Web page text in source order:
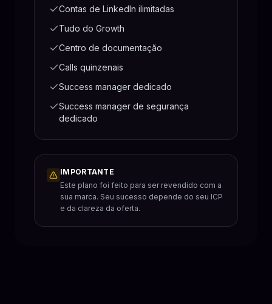
Contas de LinkedIn ilimitadas
Tudo do Growth
Centro de documentação
Calls quinzenais
Success manager dedicado
Success manager de segurança
dedicado
IMPORTANTE
Este plano foi feito para ser revendido com a
sua marca. Seu sucesso depende do seu ICP
e da clareza da oferta.